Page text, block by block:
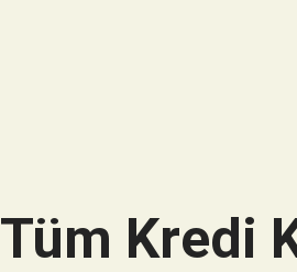
Tüm Kredi